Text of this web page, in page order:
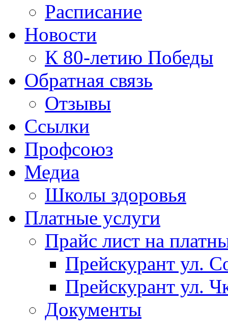
Расписание
Новости
К 80-летию Победы
Обратная связь
Отзывы
Ссылки
Профсоюз
Медиа
Школы здоровья
Платные услуги
Прайс лист на
Прейскурант ул.
Прейскурант ул.
Документы